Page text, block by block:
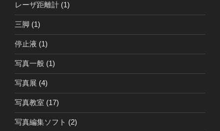
レーザ距離計 (1)
三脚 (1)
停止液 (1)
写真一般 (1)
写真展 (4)
写真教室 (17)
写真編集ソフト (2)